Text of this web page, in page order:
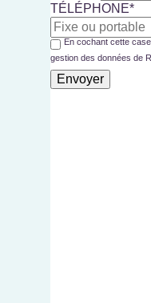
TÉLÉPHONE*
En cochant cette
gestion des données de